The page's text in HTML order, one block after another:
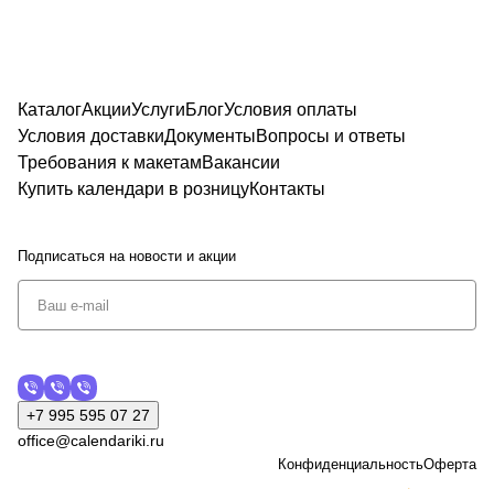
КаталогАкцииУслугиБлогУсловия оплаты
Условия доставкиДокументыВопросы и ответы
Требования к макетамВакансии
Купить календари в розницуКонтакты
Подписаться на новости и акции
+7 995 595 07 27
office@calendariki.ru
КонфиденциальностьОферта